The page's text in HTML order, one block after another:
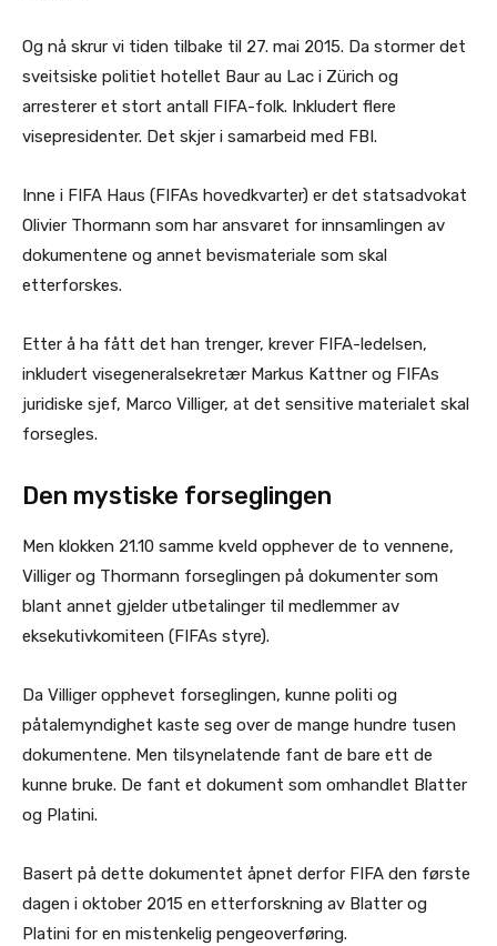
Og nå skrur vi tiden tilbake til 27. mai 2015. Da stormer det
sveitsiske politiet hotellet Baur au Lac i Zürich og
arresterer et stort antall FIFA-folk. Inkludert flere
visepresidenter. Det skjer i samarbeid med FBI.
Inne i FIFA Haus (FIFAs hovedkvarter) er det statsadvokat
Olivier Thormann som har ansvaret for innsamlingen av
dokumentene og annet bevismateriale som skal
etterforskes.
Etter å ha fått det han trenger, krever FIFA-ledelsen,
inkludert visegeneralsekretær Markus Kattner og FIFAs
juridiske sjef, Marco Villiger, at det sensitive materialet skal
forsegles.
Den mystiske forseglingen
Men klokken 21.10 samme kveld opphever de to vennene,
Villiger og Thormann forseglingen på dokumenter som
blant annet gjelder utbetalinger til medlemmer av
eksekutivkomiteen (FIFAs styre).
Da Villiger opphevet forseglingen, kunne politi og
påtalemyndighet kaste seg over de mange hundre tusen
dokumentene. Men tilsynelatende fant de bare ett de
kunne bruke. De fant et dokument som omhandlet Blatter
og Platini.
Basert på dette dokumentet åpnet derfor FIFA den første
dagen i oktober 2015 en etterforskning av Blatter og
Platini for en mistenkelig pengeoverføring.